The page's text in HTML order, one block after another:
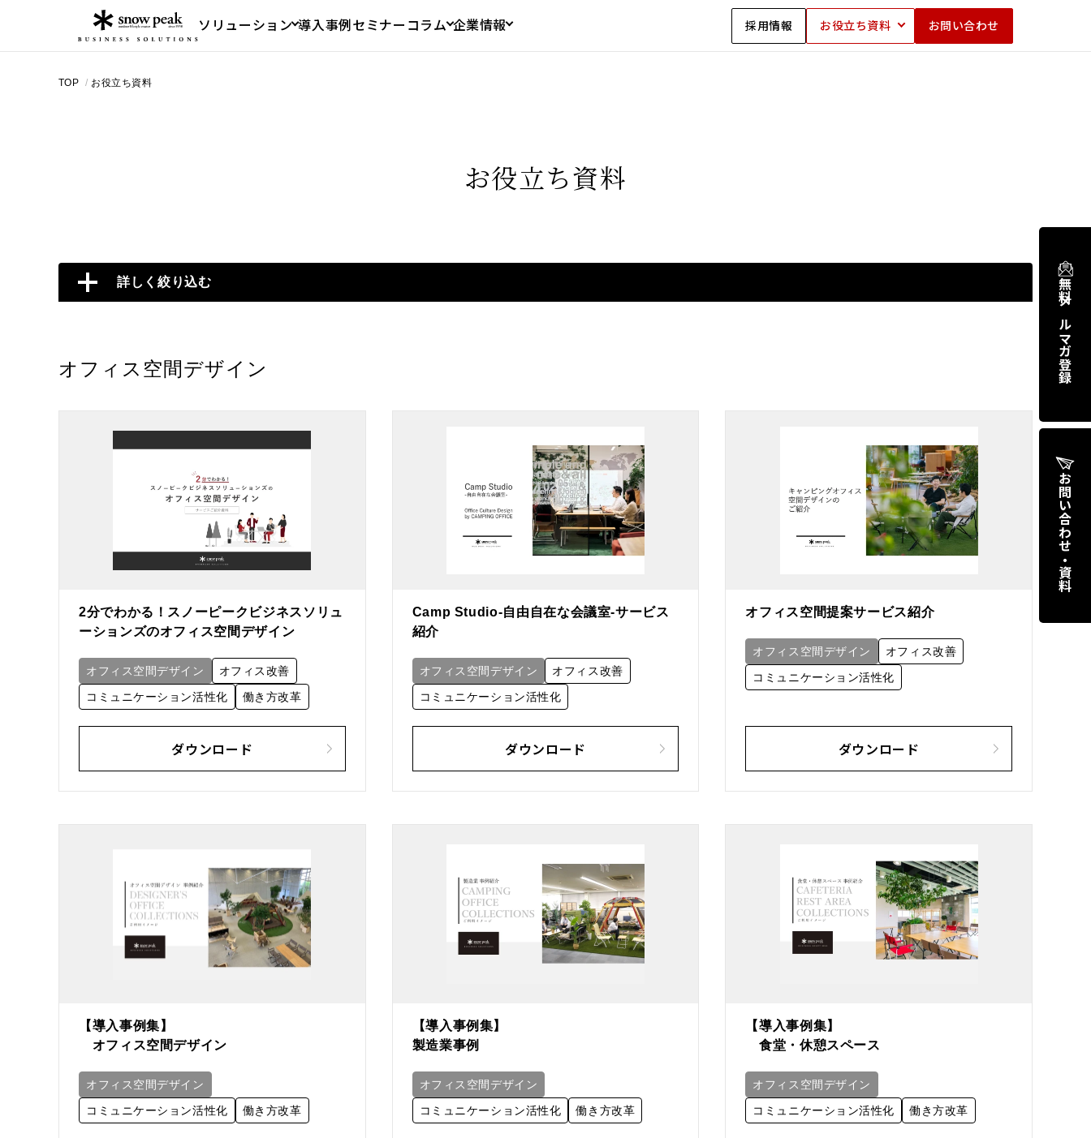
ソリューション 導入事例セミナー コラム 企業情報 採用情報 お役立ち資料 お問い合わせ
無料メルマガ登録
お問い合わせ・資料
TOP / お役立ち資料
お役立ち資料
詳しく絞り込む
オフィス空間デザイン
2分でわかる！スノーピークビジネスソリュ
ーションズのオフィス空間デザイン
オフィス空間デザイン
オフィス改善
コミュニケーション活性化
働き方改革
ダウンロード
Camp Studio-自由自在な会議室-サービス
紹介
オフィス空間デザイン
オフィス改善
コミュニケーション活性化
ダウンロード
オフィス空間提案サービス紹介
オフィス空間デザイン
オフィス改善
コミュニケーション活性化
ダウンロード
【導入事例集】
オフィス空間デザイン
オフィス空間デザイン
コミュニケーション活性化
働き方改革
【導入事例集】
製造業事例
オフィス空間デザイン
コミュニケーション活性化
働き方改革
【導入事例集】
食堂・休憩スペース
オフィス空間デザイン
コミュニケーション活性化
働き方改革